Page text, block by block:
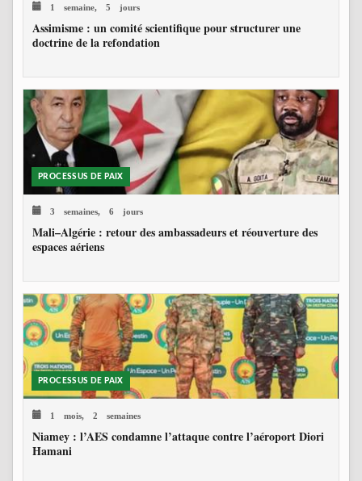
1 semaine, 5 jours
Assimisme : un comité scientifique pour structurer une
doctrine de la refondation
PROCESSUS DE PAIX
3 semaines, 6 jours
Mali–Algérie : retour des ambassadeurs et réouverture des
espaces aériens
PROCESSUS DE PAIX
1 mois, 2 semaines
Niamey : l’AES condamne l’attaque contre l’aéroport Diori
Hamani